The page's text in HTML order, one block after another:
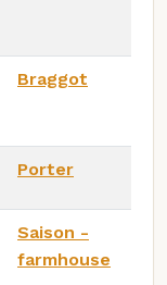
Braggot
Porter
Saison -
farmhouse